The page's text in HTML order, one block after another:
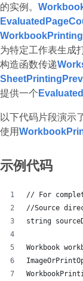
的实例。
为特定工作表生成
构造函数传递
提供一个
以下代码片段演示
使用
示例代码
// For
//Source
string
Workbook